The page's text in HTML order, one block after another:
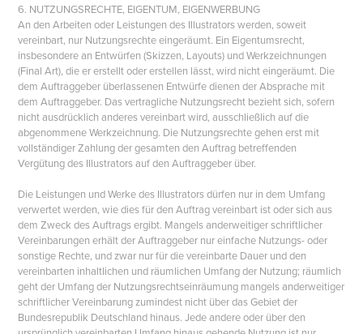
6. NUTZUNGSRECHTE, EIGENTUM, EIGENWERBUNG
An den Arbeiten oder Leistungen des Illustrators werden, soweit
vereinbart, nur Nutzungsrechte eingeräumt. Ein Eigentumsrecht,
insbesondere an Entwürfen (Skizzen, Layouts) und Werkzeichnungen
(Final Art), die er erstellt oder erstellen lässt, wird nicht eingeräumt. Die
dem Auftraggeber überlassenen Entwürfe dienen der Absprache mit
dem Auftraggeber. Das vertragliche Nutzungsrecht bezieht sich, sofern
nicht ausdrücklich anderes vereinbart wird, ausschließlich auf die
abgenommene Werkzeichnung. Die Nutzungsrechte gehen erst mit
vollständiger Zahlung der gesamten den Auftrag betreffenden
Vergütung des Illustrators auf den Auftraggeber über.
Die Leistungen und Werke des Illustrators dürfen nur in dem Umfang
verwertet werden, wie dies für den Auftrag vereinbart ist oder sich aus
dem Zweck des Auftrags ergibt. Mangels anderweitiger schriftlicher
Vereinbarungen erhält der Auftraggeber nur einfache Nutzungs- oder
sonstige Rechte, und zwar nur für die vereinbarte Dauer und den
vereinbarten inhaltlichen und räumlichen Umfang der Nutzung; räumlich
geht der Umfang der Nutzungsrechtseinräumung mangels anderweitiger
schriftlicher Vereinbarung zumindest nicht über das Gebiet der
Bundesrepublik Deutschland hinaus. Jede andere oder über den